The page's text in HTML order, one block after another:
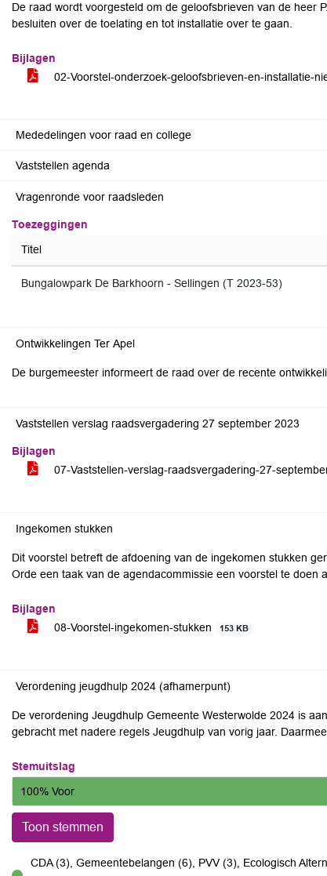
De raad wordt voorgesteld om de geloofsbrieven van de heer
besluiten over de toelating en tot installatie over te gaan.
Bijlagen
02-Voorstel-onderzoek-geloofsbrieven-en-installatie-
Mededelingen voor raad en college
Vaststellen agenda
Vragenronde voor raadsleden
Toezeggingen
Titel
Bungalowpark De Barkhoorn - Sellingen (T 2023-53)
Ontwikkelingen Ter Apel
De burgemeester informeert de raad over de recente
Vaststellen verslag raadsvergadering 27 september 2023
Bijlagen
07-Vaststellen-verslag-raadsvergadering-27-
Ingekomen stukken
Dit voorstel betreft de afdoening van de ingekomen stukken
Orde een taak van de agendacommissie een voorstel te doen
Bijlagen
08-Voorstel-ingekomen-stukken
153 KB
Verordening jeugdhulp 2024 (afhamerpunt)
De verordening Jeugdhulp Gemeente Westerwolde 2024 is
gebracht met nadere regels Jeugdhulp van vorig jaar.
Stemuitslag
100% Voor
Toon stemmen
CDA (3), Gemeentebelangen (6), PVV (3), Ecologisch